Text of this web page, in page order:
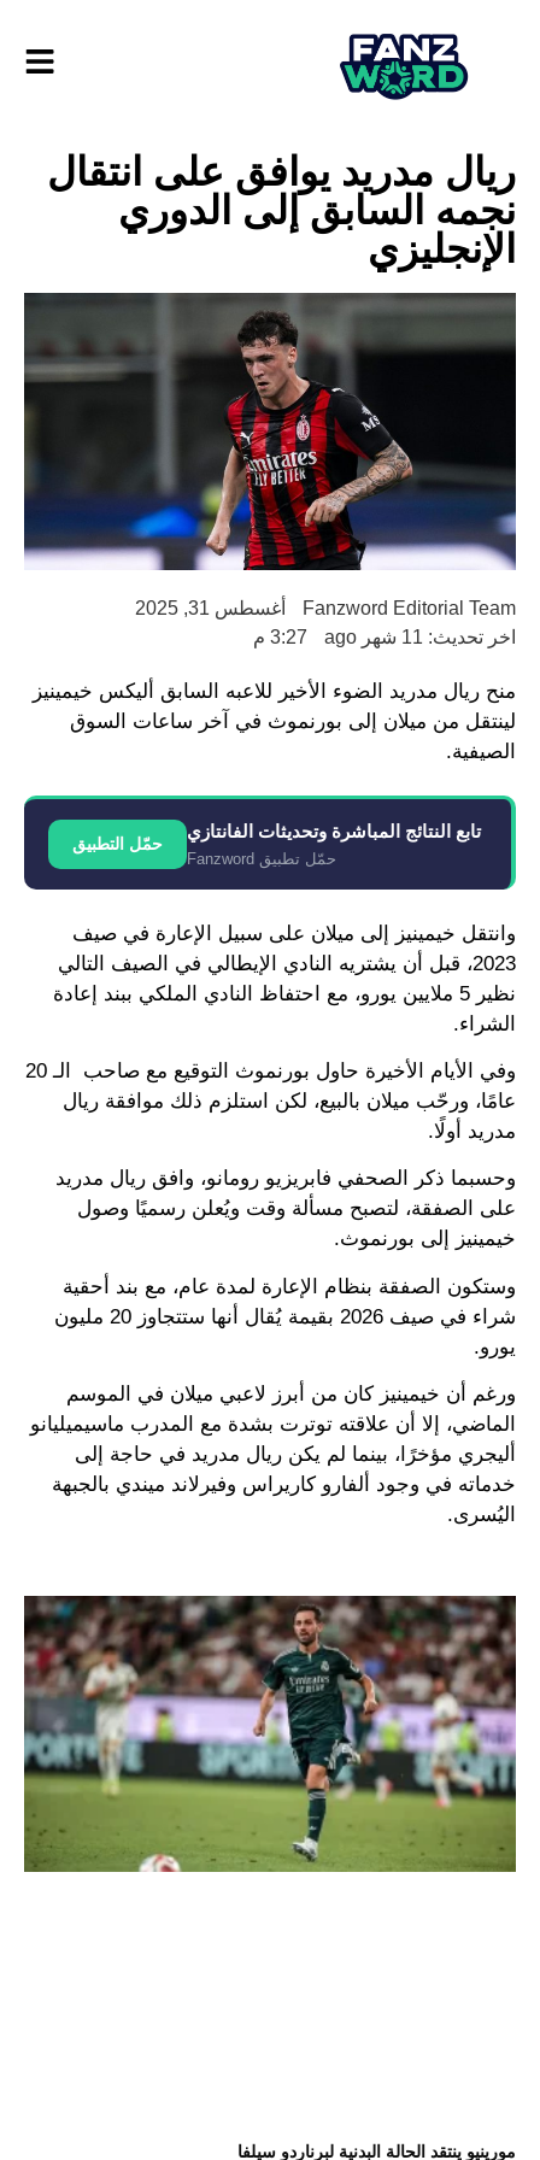
ريال مدريد يوافق على انتقال
نجمه السابق إلى الدوري
الإنجليزي
Fanzword Editorial Team
أغسطس 31, 2025
اخر تحديث: 11 شهر ago
3:27 م
منح ريال مدريد الضوء الأخير للاعبه السابق أليكس خيمينيز
لينتقل من ميلان إلى بورنموث في آخر ساعات السوق
الصيفية.
تابع النتائج المباشرة وتحديثات الفانتازي
حمّل تطبيق Fanzword
حمّل التطبيق
وانتقل خيمينيز إلى ميلان على سبيل الإعارة في صيف
2023، قبل أن يشتريه النادي الإيطالي في الصيف التالي
نظير 5 ملايين يورو، مع احتفاظ النادي الملكي ببند إعادة
الشراء.
وفي الأيام الأخيرة حاول بورنموث التوقيع مع صاحب الـ 20
عامًا، ورحّب ميلان بالبيع، لكن استلزم ذلك موافقة ريال
مدريد أولًا.
وحسبما ذكر الصحفي فابريزيو رومانو، وافق ريال مدريد
على الصفقة، لتصبح مسألة وقت ويُعلن رسميًا وصول
خيمينيز إلى بورنموث.
وستكون الصفقة بنظام الإعارة لمدة عام، مع بند أحقية
شراء في صيف 2026 بقيمة يُقال أنها ستتجاوز 20 مليون
يورو.
ورغم أن خيمينيز كان من أبرز لاعبي ميلان في الموسم
الماضي، إلا أن علاقته توترت بشدة مع المدرب ماسيميليانو
أليجري مؤخرًا، بينما لم يكن ريال مدريد في حاجة إلى
خدماته في وجود ألفارو كاريراس وفيرلاند ميندي بالجبهة
اليُسرى.
مورينيو ينتقد الحالة البدنية لبرناردو سيلفا